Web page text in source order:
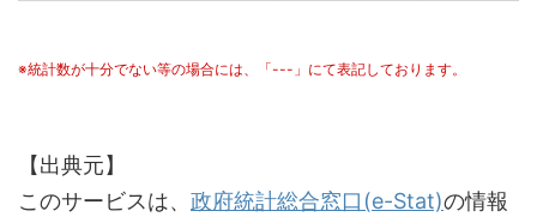
※統計数が十分でない等の場合には、「---」にて表記しております。
【出典元】
このサービスは、 政府統計総合窓口(e-Stat)の情報